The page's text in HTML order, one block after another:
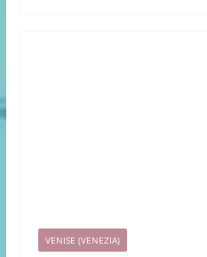
VENISE (VENEZIA)